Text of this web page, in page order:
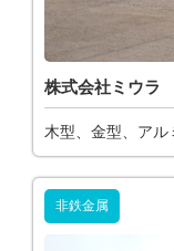
株式会社ミウラ
木型、金型、アル
非鉄金属